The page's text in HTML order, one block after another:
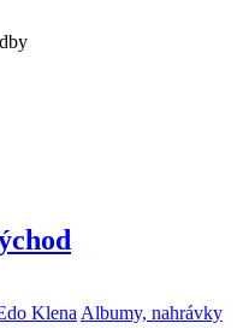
Klena Albumy, nahrávky